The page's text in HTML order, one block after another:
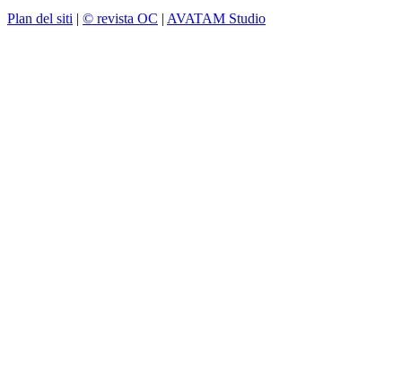
Plan del siti | © revista OC | AVATAM Studio